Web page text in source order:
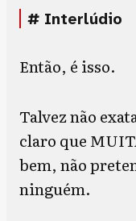
# Interlúdio
Então, é isso.
Talvez não
claro que
bem, não
ninguém.